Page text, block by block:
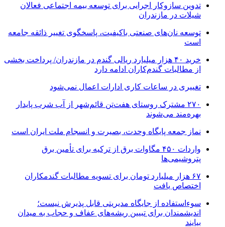
تدوین سازوکار اجرایی برای توسعه بیمه اجتماعی فعالان
شیلات در مازندران
توسعه نان‌های صنعتی باکیفیت، پاسخگوی تغییر ذائقه جامعه
است
خرید ۴۰ هزار میلیارد ریالی گندم در مازندران/ پرداخت بخشی
از مطالبات گندم‌کاران ادامه دارد
تغییری در ساعات کاری ادارات اعمال نمی‌شود
۲۷۰ مشترک روستای هفت‌تن قائم‌شهر از آب شرب پایدار
بهره‌مند می‌شوند
نماز جمعه پایگاه وحدت، بصیرت و انسجام ملت ایران است
واردات ۴۵۰ مگاوات برق از ترکیه برای تأمین برق
پتروشیمی‌ها
۶۷ هزار میلیارد تومان برای تسویه مطالبات گندمکاران
اختصاص یافت
سوءاستفاده از جایگاه مدیریتی قابل پذیرش نیست؛
اندیشمندان برای تبیین ریشه‌های عفاف و حجاب به میدان
بیایند